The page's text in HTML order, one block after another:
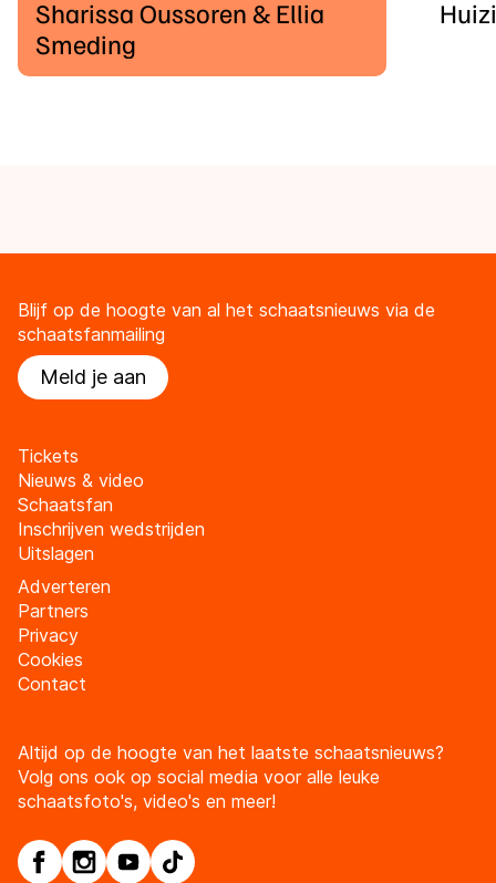
Sharissa Oussoren & Ellia
Smeding
Blijf op de hoogte van al het schaatsnieuws via de
schaatsfanmailing
Meld je aan
Tickets
Nieuws & video
Schaatsfan
Inschrijven wedstrijden
Uitslagen
Adverteren
Partners
Privacy
Cookies
Contact
Altijd op de hoogte van het laatste schaatsnieuws?
Volg ons ook op social media voor alle leuke
schaatsfoto's, video's en meer!